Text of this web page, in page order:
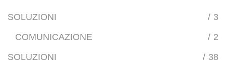
SOLUZIONI
/ 3
COMUNICAZIONE
/ 2
SOLUZIONI
/ 38